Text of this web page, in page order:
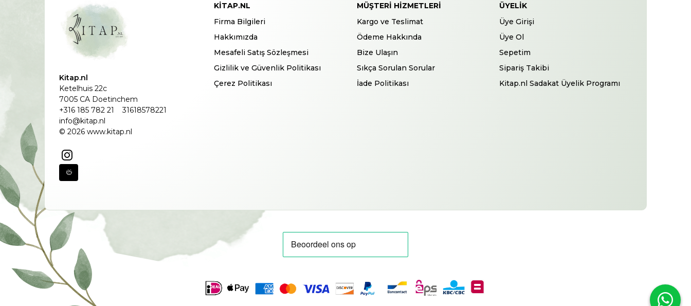
Kitap.nl
Ketelhuis 22c
7005 CA Doetinchem
+316 185 782 21
31618578221
info@kitap.nl
© 2026 www.kitap.nl
KITAP.NL
Firma Bilgileri
Hakkımızda
Mesafeli Satış Sözleşmesi
Gizlilik ve Güvenlik Politikası
Çerez Politikası
MÜŞTERI HIZMETLERI
Kargo ve Teslimat
Ödeme Hakkında
Bize Ulaşın
Sıkça Sorulan Sorular
İade Politikası
ÜYELIK
Üye Girişi
Üye Ol
Sepetim
Sipariş Takibi
Kitap.nl Sadakat Üyelik Programı